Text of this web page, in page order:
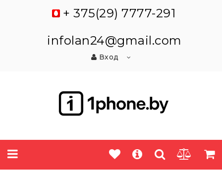
+ 375(29) 7777-291
infolan24@gmail.com
Вход